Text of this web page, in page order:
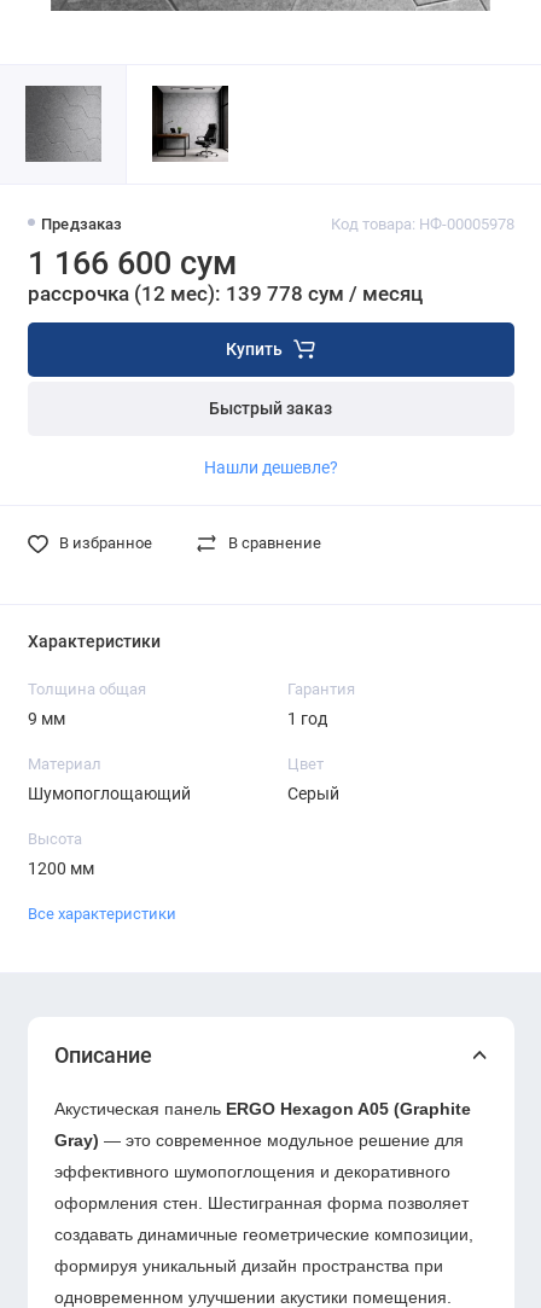
Предзаказ Код товара: НФ-00005978
1 166 600 сум
рассрочка (12 мес): 139 778 сум / месяц
Купить
Быстрый заказ
Нашли дешевле?
В избранное В сравнение
Характеристики
Толщина общая
9 мм
Гарантия
1 год
Материал
Шумопоглощающий
Цвет
Серый
Высота
1200 мм
Все характеристики
Описание
Акустическая панель ERGO Hexagon A05 (Graphite
Gray) — это современное модульное решение для
эффективного шумопоглощения и декоративного
оформления стен. Шестигранная форма позволяет
создавать динамичные геометрические композиции,
формируя уникальный дизайн пространства при
одновременном улучшении акустики помещения.